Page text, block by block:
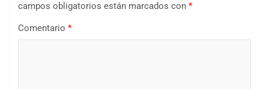
campos obligatorios están marcados con *
Comentario *